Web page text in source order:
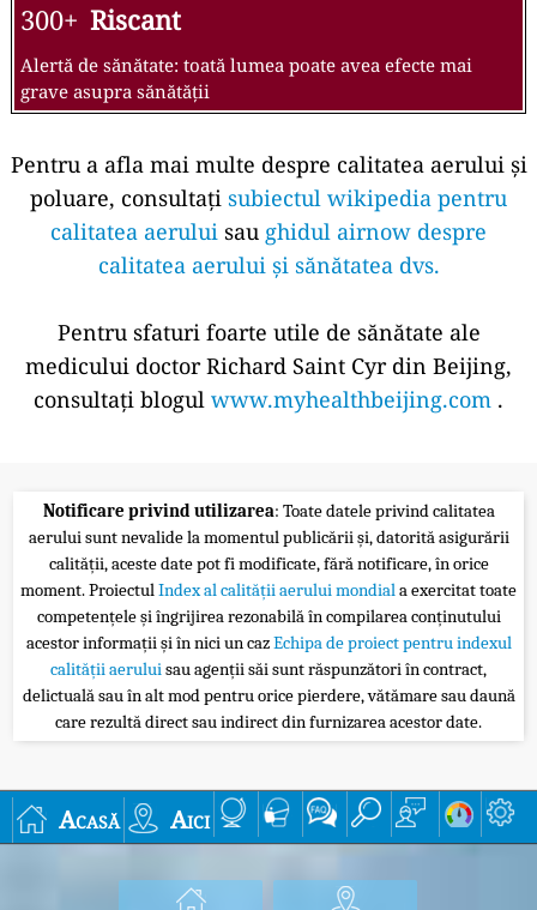
300+ Riscant
Alertă de sănătate: toată lumea poate avea efecte mai
grave asupra sănătății
Pentru a afla mai multe despre calitatea aerului și
poluare, consultați subiectul wikipedia pentru
calitatea aerului sau ghidul airnow despre
calitatea aerului și sănătatea dvs.
Pentru sfaturi foarte utile de sănătate ale
medicului doctor Richard Saint Cyr din Beijing,
consultați blogul www.myhealthbeijing.com .
Notificare privind utilizarea: Toate datele privind calitatea
aerului sunt nevalide la momentul publicării și, datorită asigurării
calității, aceste date pot fi modificate, fără notificare, în orice
moment. ProiectulIndex al calității aerului mondiala exercitat toate
competențele și îngrijirea rezonabilă în compilarea conținutului
acestor informații și în nici un cazEchipa de proiect pentru indexul
calității aeruluisau agenții săi sunt răspunzători în contract,
delictuală sau în alt mod pentru orice pierdere, vătămare sau daună
care rezultă direct sau indirect din furnizarea acestor date.
Acasă Aici